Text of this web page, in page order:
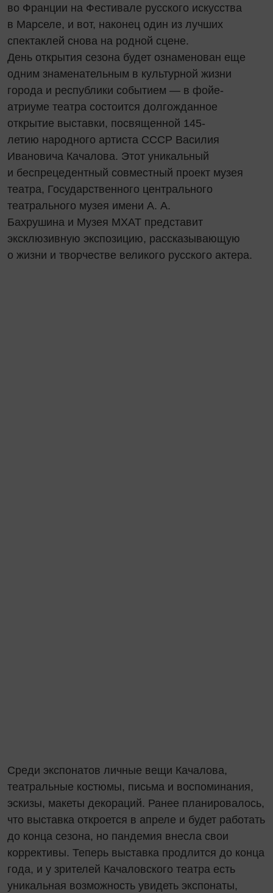
во Франции на Фестивале русского искусства
в Марселе, и вот, наконец один из лучших
спектаклей снова на родной сцене.
День открытия сезона будет ознаменован еще
одним знаменательным в культурной жизни
города и республики событием — в фойе-
атриуме театра состоится долгожданное
открытие выставки, посвященной 145-
летию народного артиста СССР Василия
Ивановича Качалова. Этот уникальный
и беспрецедентный совместный проект музея
театра, Государственного центрального
театрального музея имени А. А.
Бахрушина и Музея МХАТ представит
эксклюзивную экспозицию, рассказывающую
о жизни и творчестве великого русского актера.
Среди экспонатов личные вещи Качалова,
театральные костюмы, письма и воспоминания,
эскизы, макеты декораций. Ранее планировалось,
что выставка откроется в апреле и будет работать
до конца сезона, но пандемия внесла свои
коррективы. Теперь выставка продлится до конца
года, и у зрителей Качаловского театра есть
уникальная возможность увидеть экспонаты,